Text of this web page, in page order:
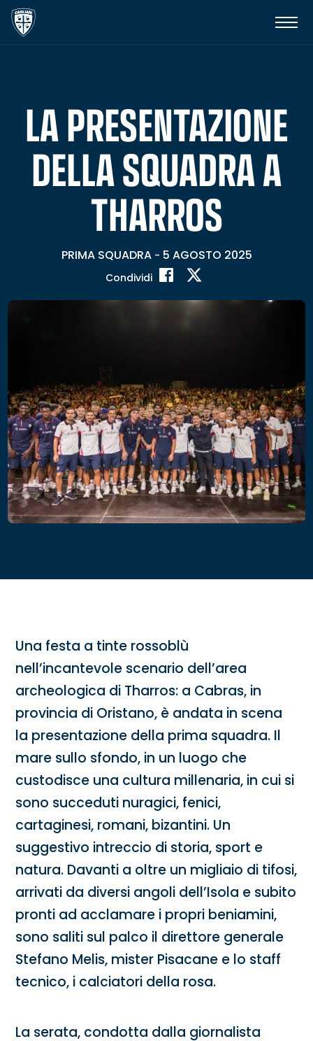
LA PRESENTAZIONE
DELLA SQUADRA A
THARROS
PRIMA SQUADRA - 5 AGOSTO 2025
Condividi
Una festa a tinte rossoblù
nell’incantevole scenario dell’area
archeologica di Tharros: a Cabras, in
provincia di Oristano, è andata in scena
la presentazione della prima squadra. Il
mare sullo sfondo, in un luogo che
custodisce una cultura millenaria, in cui si
sono succeduti nuragici, fenici,
cartaginesi, romani, bizantini. Un
suggestivo intreccio di storia, sport e
natura. Davanti a oltre un migliaio di tifosi,
arrivati da diversi angoli dell’Isola e subito
pronti ad acclamare i propri beniamini,
sono saliti sul palco il direttore generale
Stefano Melis, mister Pisacane e lo staff
tecnico, i calciatori della rosa.
La serata, condotta dalla giornalista